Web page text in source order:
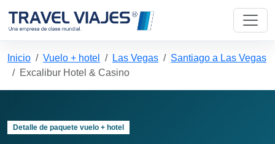
Inicio Vuelo + hotel Las Vegas
Santiago a Las Vegas
Excalibur Hotel & Casino
Detalle de paquete vuelo + hotel